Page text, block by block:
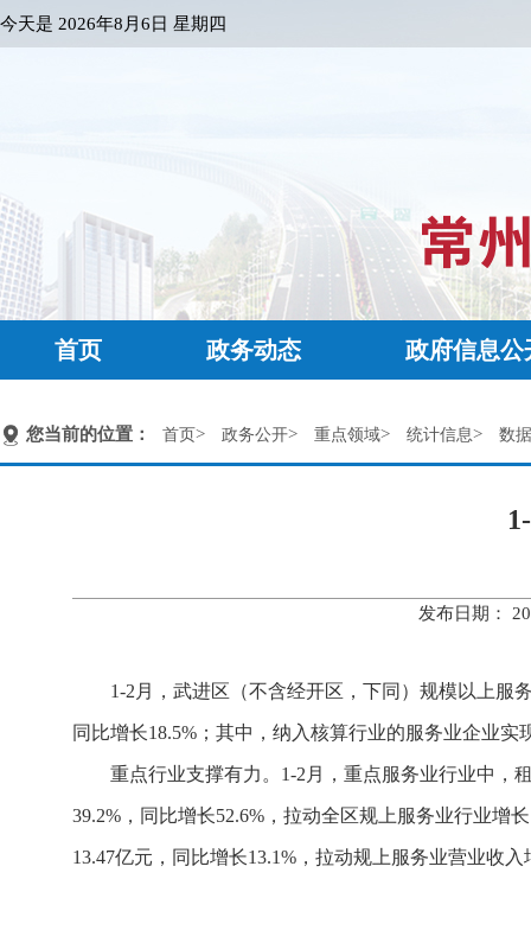
今天是 2026年8月6日 星期四
首页 政务动态 政府信息公
您当前的位置： 首页> 政务公开> 重点领域> 统计信息> 数
发布日期：
1-2月，武进区（不含经开区，下同）规模以上服
同比增长18.5%；其中，纳入核算行业的服务业企业
重点行业支撑有力。1-2月，重点服务业行业中，
39.2%，同比增长52.6%，拉动全区规上服务业行业增
13.47亿元，同比增长13.1%，拉动规上服务业营业收